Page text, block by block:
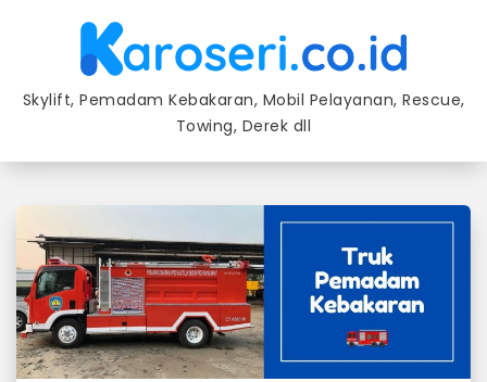
content
Skylift, Pemadam Kebakaran, Mobil Pelayanan, Rescue,
Towing, Derek dll